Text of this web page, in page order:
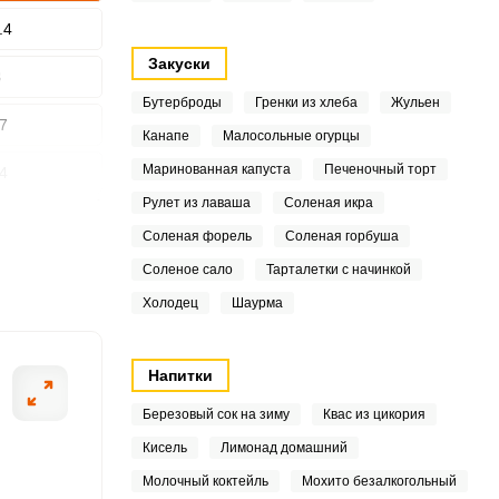
Закуски
Бутерброды Гренки из хлеба Жульен
Канапе Малосольные огурцы
Маринованная капуста Печеночный торт
Рулет из лаваша Соленая икра
Соленая форель Соленая горбуша
Соленое сало Тарталетки с начинкой
Холодец Шаурма
Напитки
Березовый сок на зиму Квас из цикория
Кисель Лимонад домашний
Молочный коктейль Мохито безалкогольный
половину головки
горошины
перед началом
Хорошо
шампиньоны
аромат.